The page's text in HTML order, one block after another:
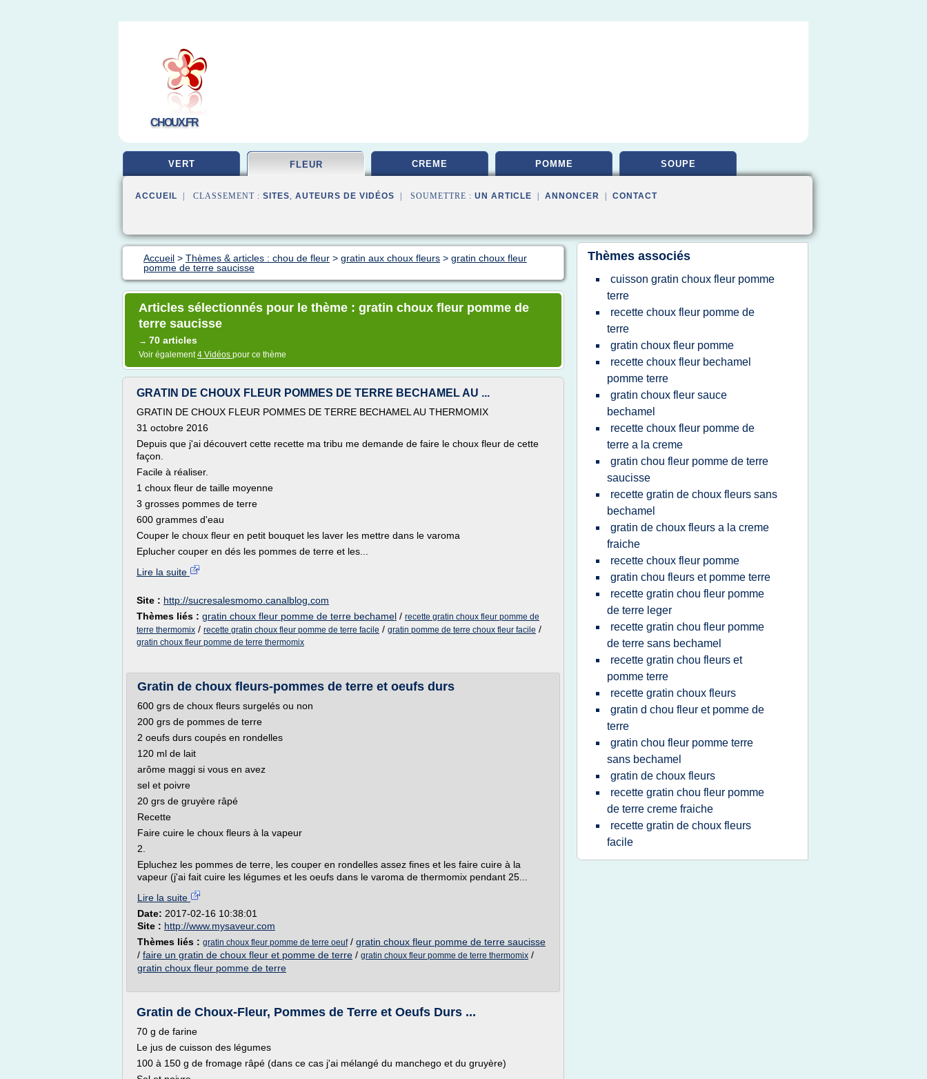
CHOUX.FR
VERT FLEUR CREME POMME SOUPE
ACCUEIL | CLASSEMENT : SITES, AUTEURS DE VIDÉOS | SOUMETTRE : UN ARTICLE ANNONCER CONTACT
Accueil > Thèmes & articles : chou de fleur > gratin aux choux fleurs > gratin choux fleur
pomme de terre saucisse
Articles sélectionnés pour le thème : gratin choux fleur pomme de
terre saucisse
→ 70 articles
Voir également4 Vidéos pour ce thème
GRATIN DE CHOUX FLEUR POMMES DE TERRE BECHAMEL AU ...
GRATIN DE CHOUX FLEUR POMMES DE TERRE BECHAMEL AU THERMOMIX
31 octobre 2016
Depuis que j'ai découvert cette recette ma tribu me demande de faire le choux fleur de cette
façon.
Facile à réaliser.
1 choux fleur de taille moyenne
3 grosses pommes de terre
600 grammes d'eau
Couper le choux fleur en petit bouquet les laver les mettre dans le varoma
Eplucher couper en dés les pommes de terre et les...
Lire la suite
Site : http://sucresalesmomo.canalblog.com
Thèmes liés : gratin choux fleur pomme de terre bechamel / recette gratin choux fleur pomme de
terre thermomix / recette gratin choux fleur pomme de terre facile / gratin pomme de terre choux fleur facile /
gratin choux fleur pomme de terre thermomix
Gratin de choux fleurs-pommes de terre et oeufs durs
600 grs de choux fleurs surgelés ou non
200 grs de pommes de terre
2 oeufs durs coupés en rondelles
120 ml de lait
arôme maggi si vous en avez
sel et poivre
20 grs de gruyère râpé
Recette
Faire cuire le choux fleurs à la vapeur
2.
Epluchez les pommes de terre, les couper en rondelles assez fines et les faire cuire à la
vapeur (j'ai fait cuire les légumes et les oeufs dans le varoma de thermomix pendant 25...
Lire la suite
Date: 2017-02-16 10:38:01
Site : http://www.mysaveur.com
Thèmes liés : gratin choux fleur pomme de terre oeuf/ gratin choux fleur pomme de terre saucisse
/ faire un gratin de choux fleur et pomme de terre / gratin choux fleur pomme de terre thermomix /
gratin choux fleur pomme de terre
Gratin de Choux-Fleur, Pommes de Terre et Oeufs Durs ...
70 g de farine
Le jus de cuisson des légumes
100 à 150 g de fromage râpé (dans ce cas j'ai mélangé du manchego et du gruyère)
Thèmes associés
cuisson gratin choux fleur pomme
terre
recette choux fleur pomme de
terre
gratin choux fleur pomme
recette choux fleur bechamel
pomme terre
gratin choux fleur sauce
bechamel
recette choux fleur pomme de
terre a la creme
gratin chou fleur pomme de terre
saucisse
recette gratin de choux fleurs sans
bechamel
gratin de choux fleurs a la creme
fraiche
recette choux fleur pomme
gratin chou fleurs et pomme terre
recette gratin chou fleur pomme
de terre leger
recette gratin chou fleur pomme
de terre sans bechamel
recette gratin chou fleurs et
pomme terre
recette gratin choux fleurs
gratin d chou fleur et pomme de
terre
gratin chou fleur pomme terre
sans bechamel
gratin de choux fleurs
recette gratin chou fleur pomme
de terre creme fraiche
recette gratin de choux fleurs
facile